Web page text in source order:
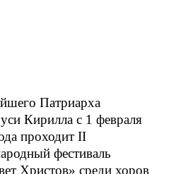
Патриарха
Кирилла с 1 февраля
проходит II
фестиваль
Христов» среди хоров